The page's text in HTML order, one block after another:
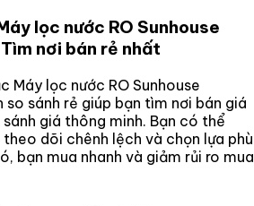
lọc nước RO Sunhouse
nơi bán rẻ nhất
Máy lọc nước RO Sunhouse
so sánh rẻ giúp bạn tìm nơi bán giá
giá thông minh. Bạn có thể
dõi chênh lệch và chọn lựa phù
bạn mua nhanh và giảm rủi ro mua